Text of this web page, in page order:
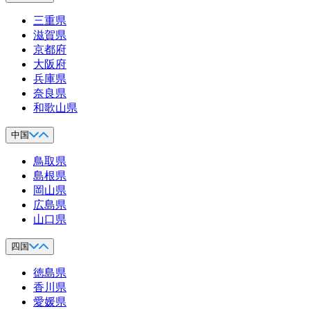
三重県
滋賀県
京都府
大阪府
兵庫県
奈良県
和歌山県
中国
鳥取県
島根県
岡山県
広島県
山口県
四国
徳島県
香川県
愛媛県